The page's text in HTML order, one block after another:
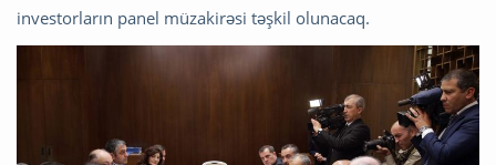
investorların panel müzakirəsi təşkil olunacaq.